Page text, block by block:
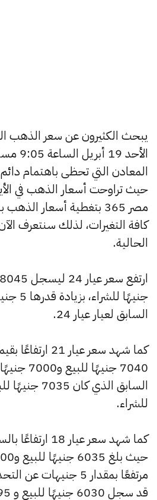
يبحث الكثيرون عن سعر الذهب
الأحد
المعادن التي تحظى باهتمام
حيث تراوحت أسعار الذهب في
مصر 365 بتغطية أسعار
كافة التغيرات، لذلك سنتعرف
الحالية.
جنيهًا
السابق لعيار عيار 24.
7040
للشراء.
كما شهد سعر عيار
مرتفعًا بمقدار 5
قد سجل 6030 جنيهًا للبيع و 5995 جنيهًا للشراء.